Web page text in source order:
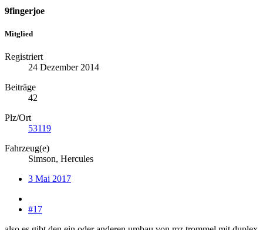
9fingerjoe
Mitglied
Registriert
24 Dezember 2014
Beiträge
42
Plz/Ort
53119
Fahrzeug(e)
Simson, Hercules
3 Mai 2017
#17